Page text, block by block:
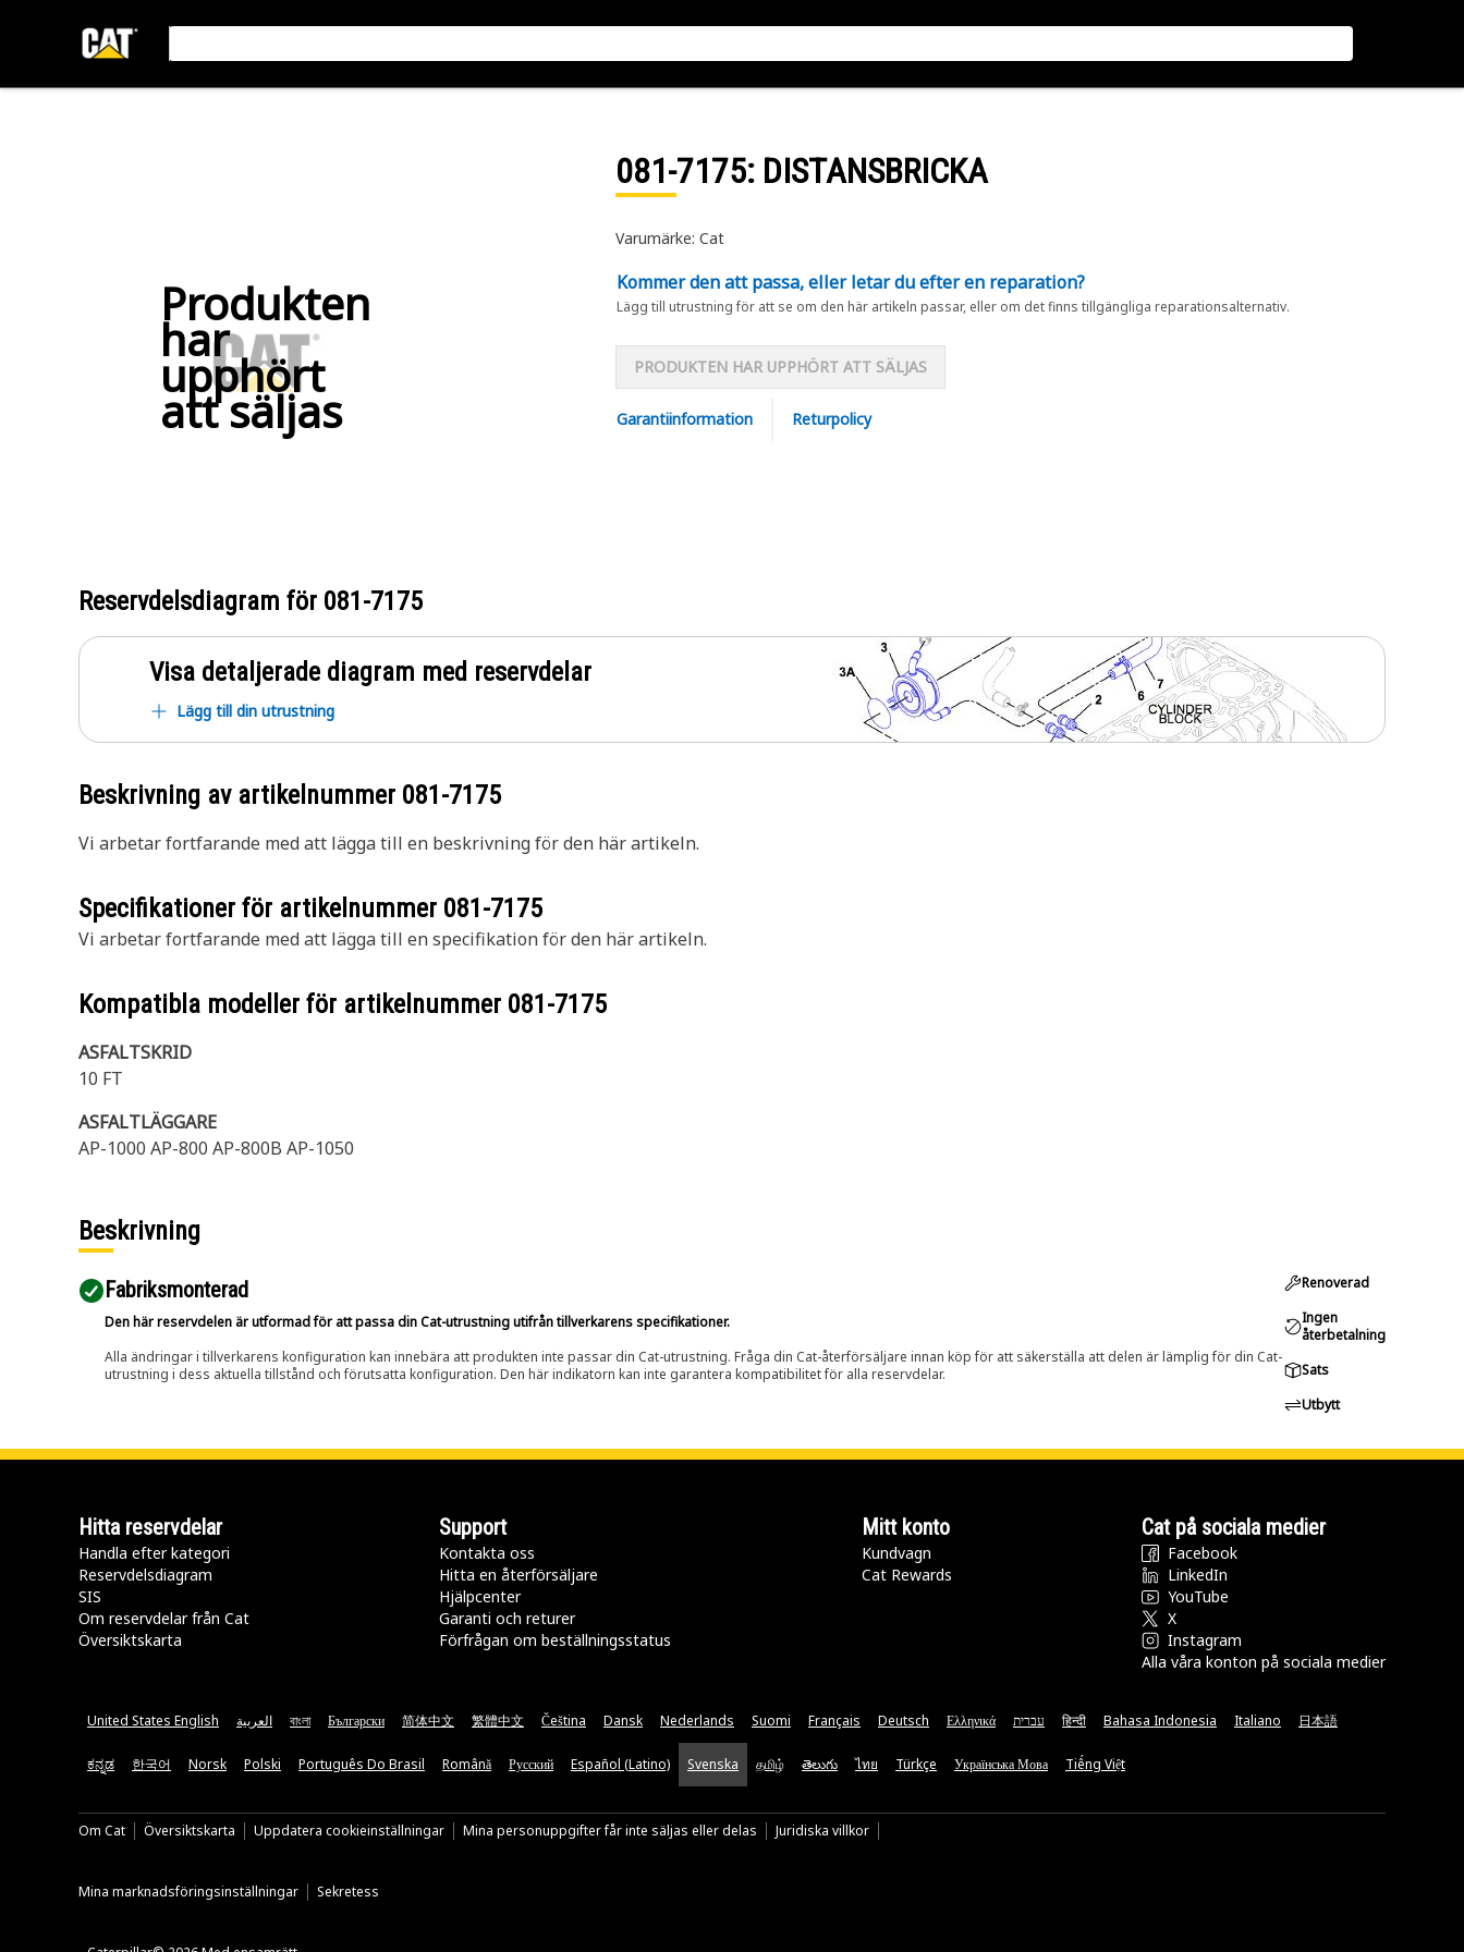
Produkten
har
upphört
att säljas
081-7175: DISTANSBRICKA
Varumärke: Cat
Kommer den att passa, eller letar du efter en reparation?
Lägg till utrustning för att se om den här artikeln passar, eller om det finns tillgängliga reparationsalternativ.
PRODUKTEN HAR UPPHÖRT ATT SÄLJAS
Garantiinformation Returpolicy
Reservdelsdiagram för 081-7175
Visa detaljerade diagram med reservdelar
Lägg till din utrustning
Beskrivning av artikelnummer 081-7175
Vi arbetar fortfarande med att lägga till en beskrivning för den här artikeln.
Specifikationer för artikelnummer 081-7175
Vi arbetar fortfarande med att lägga till en specifikation för den här artikeln.
Kompatibla modeller för artikelnummer 081-7175
ASFALTSKRID
10 FT
ASFALTLÄGGARE
AP-1000 AP-800 AP-800B AP-1050
Beskrivning
Fabriksmonterad
Den här reservdelen är utformad för att passa din Cat-utrustning utifrån tillverkarens specifikationer.
Alla ändringar i tillverkarens konfiguration kan innebära att produkten inte passar din Cat-utrustning. Fråga din Cat-återförsäljare innan köp för att säkerställa att delen är lämplig för din Cat-
utrustning i dess aktuella tillstånd och förutsatta konfiguration. Den här indikatorn kan inte garantera kompatibilitet för alla reservdelar.
Renoverad
Ingen
återbetalning
Sats
Utbytt
Hitta reservdelar
Handla efter kategori
Reservdelsdiagram
SIS
Om reservdelar från Cat
Översiktskarta
Support
Kontakta oss
Hitta en återförsäljare
Hjälpcenter
Garanti och returer
Förfrågan om beställningsstatus
Mitt konto
Kundvagn
Cat Rewards
Cat på sociala medier
Facebook
LinkedIn
YouTube
X
Instagram
Alla våra konton på sociala medier
United States English العربية বাংলা Български 简体中文 繁體中文 Čeština Dansk Nederlands Suomi Français Deutsch Ελληνικά עברית हिन्दी Bahasa Indonesia Italiano 日本語
ಕನ್ನಡ 한국어 Norsk Polski Português Do Brasil Română Русский Español (Latino) Svenska தமிழ் తెలుగు ไทย Türkçe Українська Мова Tiếng Việt
Om Cat Översiktskarta Uppdatera cookieinställningar Mina personuppgifter får inte säljas eller delas Juridiska villkor
Mina marknadsföringsinställningar Sekretess